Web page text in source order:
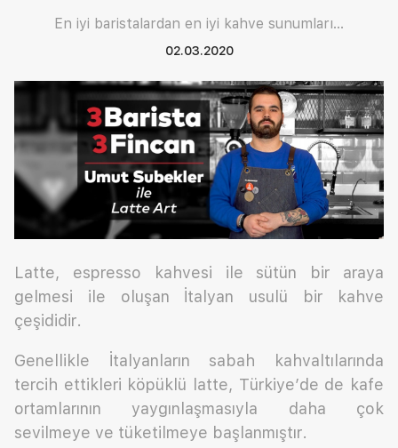
En iyi baristalardan en iyi kahve sunumları...
02.03.2020
Latte, espresso kahvesi ile sütün bir araya
gelmesi ile oluşan İtalyan usulü bir kahve
çeşididir.
Genellikle İtalyanların sabah kahvaltılarında
tercih ettikleri köpüklü latte, Türkiye’de de kafe
ortamlarının yaygınlaşmasıyla daha çok
sevilmeye ve tüketilmeye başlanmıştır.